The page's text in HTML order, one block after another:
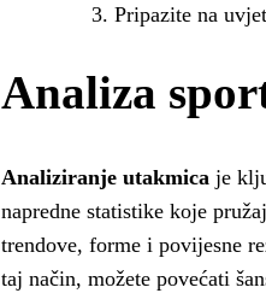
Pripazite na
Analiza
Analiziranje utakmica je
napredne statistike koje
trendove, forme i povijesne
taj način, možete povećati